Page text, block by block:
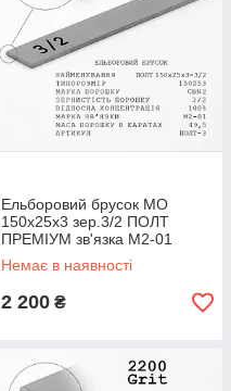
Ельборовий брусок МО
150х25х3 зер.3/2 ПОЛТ
ПРЕМІУМ зв'язка М2-01
(мідно-олов'яна)
Немає в наявності
2 200 ₴